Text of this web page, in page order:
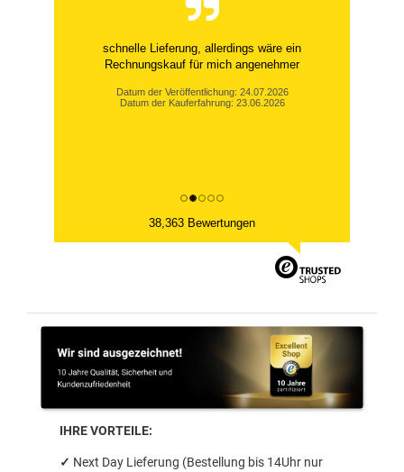
schnelle Lieferung, allerdings wäre ein
Rechnungskauf für mich angenehmer
Datum der Veröffentlichung: 24.07.2026
Datum der Kauferfahrung: 23.06.2026
38,363 Bewertungen
IHRE VORTEILE:
✓ Next Day Lieferung (Bestellung bis 14Uhr nur